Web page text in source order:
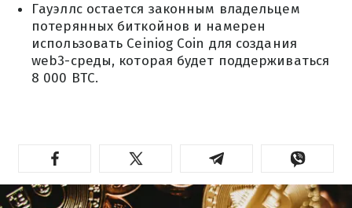
Гауэллс остается законным владельцем
потерянных биткойнов и намерен
использовать Ceiniog Coin для создания
web3-среды, которая будет поддерживаться
8 000 BTC.